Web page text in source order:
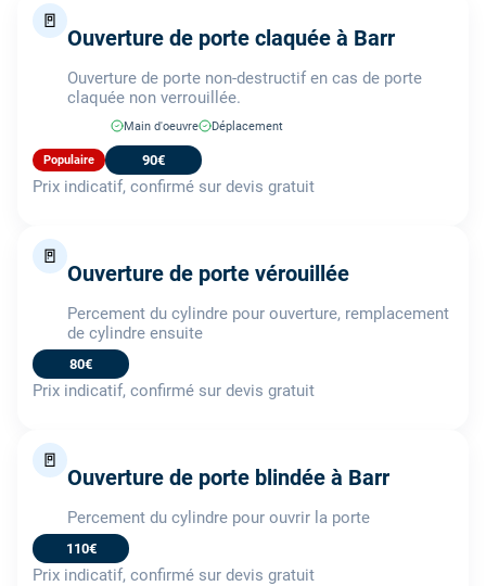
🚪
Ouverture de porte claquée à Barr
Ouverture de porte non-destructif en cas de porte
claquée non verrouillée.
Main d'oeuvre Déplacement
Populaire 90€
Prix indicatif, confirmé sur devis gratuit
🚪
Ouverture de porte vérouillée
Percement du cylindre pour ouverture, remplacement
de cylindre ensuite
80€
Prix indicatif, confirmé sur devis gratuit
🚪
Ouverture de porte blindée à Barr
Percement du cylindre pour ouvrir la porte
110€
Prix indicatif, confirmé sur devis gratuit